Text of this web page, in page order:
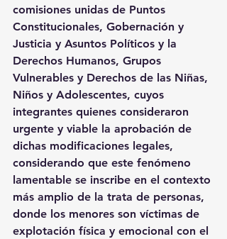
comisiones unidas de Puntos
Constitucionales, Gobernación y
Justicia y Asuntos Políticos y la
Derechos Humanos, Grupos
Vulnerables y Derechos de las Niñas,
Niños y Adolescentes, cuyos
integrantes quienes consideraron
urgente y viable la aprobación de
dichas modificaciones legales,
considerando que este fenómeno
lamentable se inscribe en el contexto
más amplio de la trata de personas,
donde los menores son víctimas de
explotación física y emocional con el